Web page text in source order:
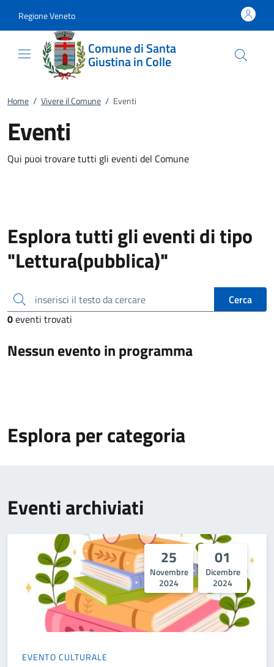
Regione Veneto
Comune di Santa
Giustina in Colle
Home / Vivere il Comune / Eventi
Eventi
Qui puoi trovare tutti gli eventi del Comune
Esplora tutti gli eventi di tipo
"Lettura(pubblica)"
inserisci il testo da cercare
Cerca
0eventi trovati
Nessun evento in programma
Esplora per categoria
Eventi archiviati
25
Novembre
2024
01
Dicembre
2024
EVENTO CULTURALE